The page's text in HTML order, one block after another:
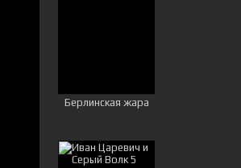
Берлинская жара